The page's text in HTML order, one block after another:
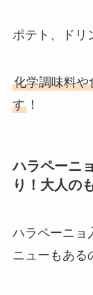
ポテト、ドリ
化学調味料や
す！
ハラペーニ
り！大人の
ハラペーニョ
ニューもある